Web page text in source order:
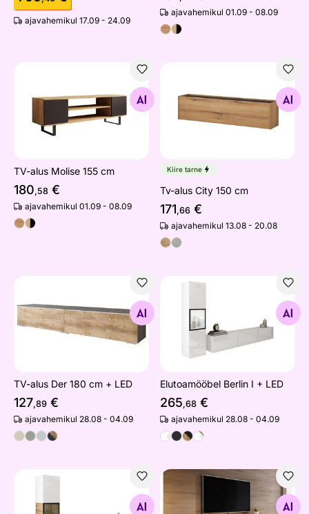
ajavahemikul 17.09 - 24.09
ajavahemikul 01.09 - 08.09
Otsi sarnaseid
TV-alus Molise 155 cm
180,58 €
ajavahemikul 01.09 - 08.09
Otsi sarnaseid
Kiire tarne
Tv-alus City 150 cm
171,66 €
ajavahemikul 13.08 - 20.08
Otsi sarnaseid
TV-alus Der 180 cm + LED
127,89 €
ajavahemikul 28.08 - 04.09
Elutoamööbel Berlin I + LED
265,68 €
ajavahemikul 28.08 - 04.09
TV-alus Debora 140 cm
Otsi sarnaseid